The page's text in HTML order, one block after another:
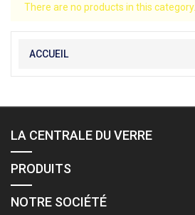
ACCUEIL
There are no products in this category.
LA CENTRALE DU VERRE
PRODUITS
NOTRE SOCIÉTÉ